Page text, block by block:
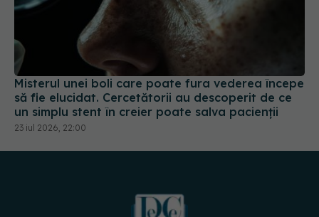
Misterul unei boli care poate fura vederea începe
să fie elucidat. Cercetătorii au descoperit de ce
un simplu stent în creier poate salva pacienții
23 iul 2026, 22:00